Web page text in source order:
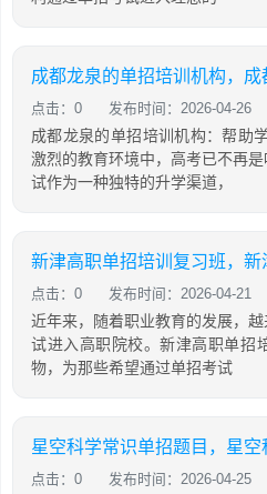
点击：0 发布时间：2026-04-26
成都龙泉的单招培训机构：帮助
激烈的教育环境中，高考已不再
试作为一种独特的升学渠道，
新津高职单招培训复习班，新
点击：0 发布时间：2026-04-21
近年来，随着职业教育的发展，
试进入高职院校。新津高职单招
物，为那些希望通过单招考试
星空科学常识单招题目，星空
点击：0 发布时间：2026-04-25